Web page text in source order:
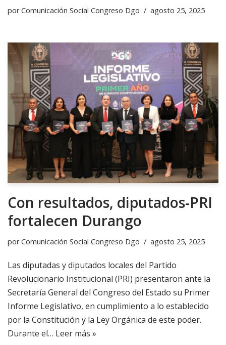
porComunicación Social Congreso Dgo agosto 25, 2025
Con resultados, diputados-PRI
fortalecen Durango
porComunicación Social Congreso Dgo agosto 25, 2025
Las diputadas y diputados locales del Partido
Revolucionario Institucional (PRI) presentaron ante la
Secretaría General del Congreso del Estado su Primer
Informe Legislativo, en cumplimiento a lo establecido
por la Constitución y la Ley Orgánica de este poder.
Durante el… Leer más »